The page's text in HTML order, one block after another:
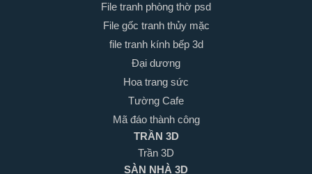
File tranh phòng thờ psd
File gốc tranh thủy mặc
file tranh kính bếp 3d
Đại dương
Hoa trang sức
Tường Cafe
Mã đáo thành công
TRẦN 3D
Trần 3D
SÀN NHÀ 3D